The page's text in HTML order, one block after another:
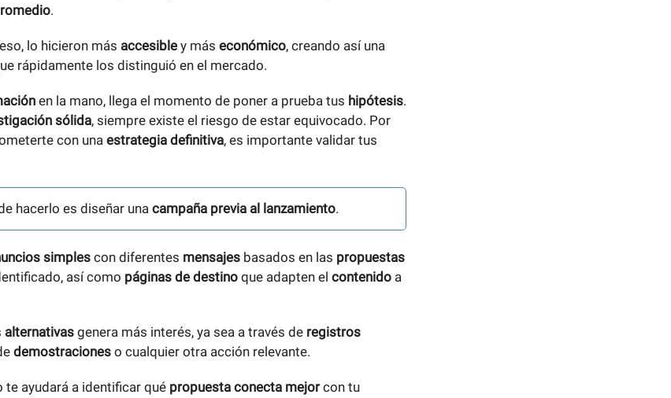
.
lo hicieron más accesible y más económico, creando así una
rápidamente los distinguió en el mercado.
en la mano, llega el momento de poner a prueba tus hipótesis.
sólida, siempre existe el riesgo de estar equivocado. Por
con una estrategia definitiva, es importante validar tus
hacerlo es diseñar unacampaña previa al lanzamiento.
simples con diferentes mensajes basados en las propuestas
así como páginas de destino que adapten el contenido a
alternativas genera más interés, ya sea a través de registros
demostraciones o cualquier otra acción relevante.
te ayudará a identificar qué propuesta conecta mejorcon tu